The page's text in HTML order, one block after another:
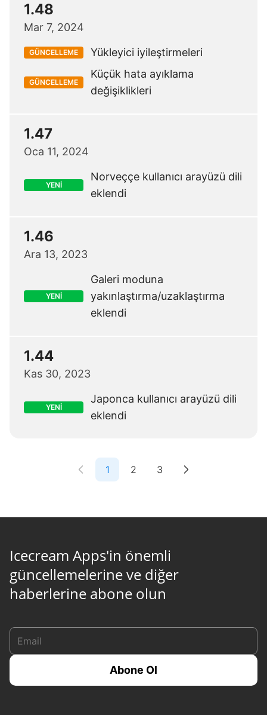
1.48
Mar 7, 2024
GÜNCELLEME Yükleyici iyileştirmeleri
GÜNCELLEME
Küçük hata ayıklama
değişiklikleri
1.47
Oca 11, 2024
YENİ
Norveççe kullanıcı arayüzü dili
eklendi
1.46
Ara 13, 2023
YENİ
Galeri moduna
yakınlaştırma/uzaklaştırma
eklendi
1.44
Kas 30, 2023
YENİ
Japonca kullanıcı arayüzü dili
eklendi
1 2 3
Icecream Apps'in önemli
güncellemelerine ve diğer
haberlerine abone olun